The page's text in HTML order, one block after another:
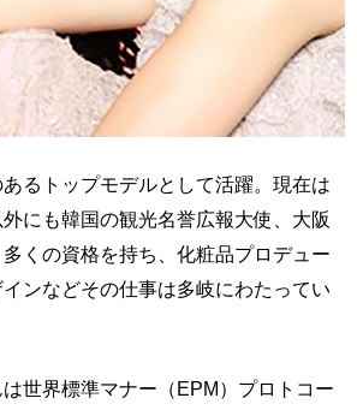
るトップモデルとして活躍。現在は
にも韓国の観光名誉広報大使、大阪
くの資格を持ち、化粧品プロデュー
ンなどその仕事は多岐にわたってい
世界標準マナー（EPM）プロトコー